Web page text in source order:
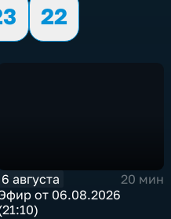
22
6 августа
20 мин
от 06.08.2026